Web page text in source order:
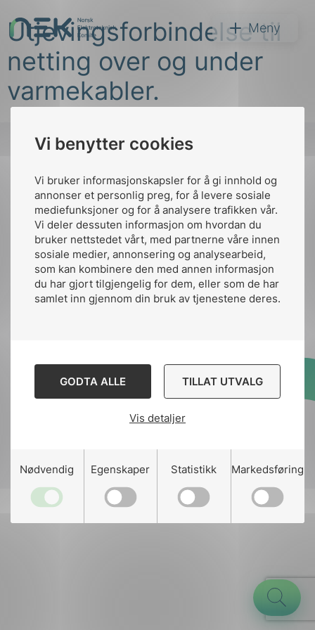
Vi benytter cookies
Vi bruker informasjonskapsler for å gi innhold og
annonser et personlig preg, for å levere sosiale
mediefunksjoner og for å analysere trafikken vår.
Vi deler dessuten informasjon om hvordan du
bruker nettstedet vårt, med partnerne våre innen
sosiale medier, annonsering og analysearbeid,
som kan kombinere den med annen informasjon
du har gjort tilgjengelig for dem, eller som de har
samlet inn gjennom din bruk av tjenestene deres.
GODTA ALLE TILLAT UTVALG
Vis detaljer
Nødvendig Egenskaper Statistikk Markedsføring
til
innhold
NEK Meny
Søk
Utjevingsforbindelse til
netting over og under
varmekabler.
Kontakt oss
Ansatte
nek@nek.no
Bruk av Cookies
Designed and developed
Til
toppen